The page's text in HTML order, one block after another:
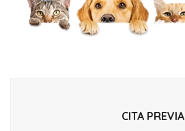
CITA PREVIA